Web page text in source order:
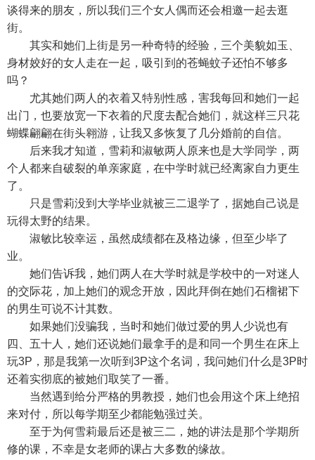
谈得来的朋友，所以我们三个女人偶而还会相邀一起去逛
街。
其实和她们上街是另一种奇特的经验，三个美貌如玉、
身材姣好的女人走在一起，吸引到的苍蝇蚊子还怕不够多
吗？
尤其她们两人的衣着又特别性感，害我每回和她们一起
出门，也要放宽一下衣着的尺度去配合她们，就这样三只花
蝴蝶翩翩在街头翱游，让我又多恢复了几分婚前的自信。
后来我才知道，雪莉和淑敏两人原来也是大学同学，两
个人都来自破裂的单亲家庭，在中学时就已经离家自力更生
了。
只是雪莉没到大学毕业就被三二退学了，据她自己说是
玩得太野的结果。
淑敏比较幸运，虽然成绩都在及格边缘，但至少毕了
业。
她们告诉我，她们两人在大学时就是学校中的一对迷人
的交际花，加上她们的观念开放，因此拜倒在她们石榴裙下
的男生可说不计其数。
如果她们没骗我，当时和她们做过爱的男人少说也有
四、五十人，她们还说她们最拿手的是和同一个男生在床上
玩3P，那是我第一次听到3P这个名词，我问她们什么是3P时
还着实彻底的被她们取笑了一番。
当然遇到给分严格的男教授，她们也会用这个床上绝招
来对付，所以每学期至少都能勉强过关。
至于为何雪莉最后还是被三二，她的讲法是那个学期所
修的课，不幸是女老师的课占大多数的缘故。